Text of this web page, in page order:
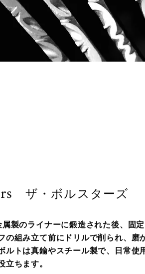
ザ・ボルスターズ
製のライナーに鍛造された後、固
の組み立て前にドリルで削られ、磨
ルトは真鍮やスチール製で、日常使
ちます。